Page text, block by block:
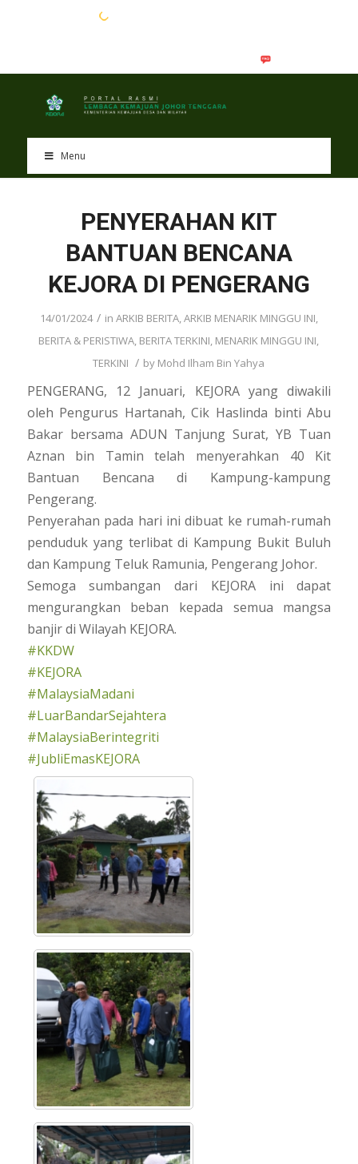
Menu
PENYERAHAN KIT
BANTUAN BENCANA
KEJORA DI PENGERANG
14/01/2024 / in ARKIB BERITA,ARKIB MENARIK MINGGU INI,
BERITA & PERISTIWA, BERITA TERKINI, MENARIK MINGGU INI,
TERKINI / by Mohd Ilham Bin Yahya
PENGERANG, 12 Januari, KEJORA yang diwakili
oleh Pengurus Hartanah, Cik Haslinda binti Abu
Bakar bersama ADUN Tanjung Surat, YB Tuan
Aznan bin Tamin telah menyerahkan 40 Kit
Bantuan Bencana di Kampung-kampung
Pengerang.
Penyerahan pada hari ini dibuat ke rumah-rumah
penduduk yang terlibat di Kampung Bukit Buluh
dan Kampung Teluk Ramunia, Pengerang Johor.
Semoga sumbangan dari KEJORA ini dapat
mengurangkan beban kepada semua mangsa
banjir di Wilayah KEJORA.
#KKDW
#KEJORA
#MalaysiaMadani
#LuarBandarSejahtera
#MalaysiaBerintegriti
#JubliEmasKEJORA